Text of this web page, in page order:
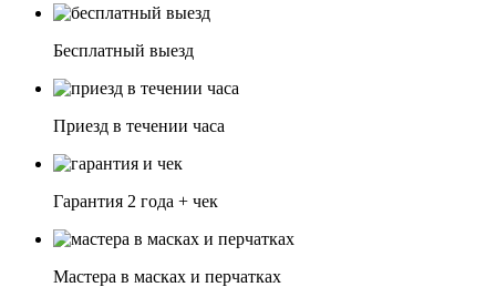
Бесплатный выезд
Приезд в течении часа
Гарантия 2 года + чек
Мастера в масках и перчатках